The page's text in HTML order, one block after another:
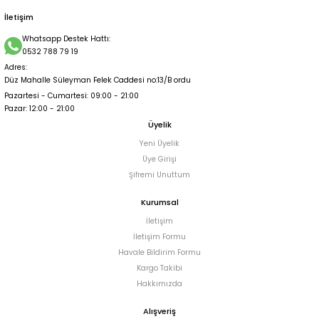
İletişim
Whatsapp Destek Hattı:
0532 788 79 19
Adres:
Düz Mahalle Süleyman Felek Caddesi no:13/B ordu
Pazartesi - Cumartesi: 09:00 - 21:00
Pazar: 12:00 - 21:00
Üyelik
Yeni Üyelik
Üye Girişi
Şifremi Unuttum
Kurumsal
İletişim
İletişim Formu
Havale Bildirim Formu
Kargo Takibi
Hakkımızda
Alışveriş